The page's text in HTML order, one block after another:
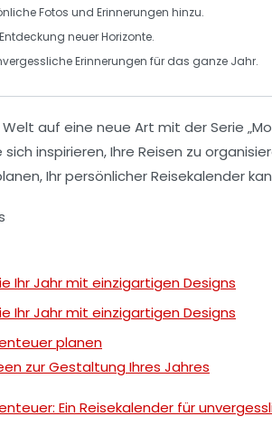
Fotos und Erinnerungen hinzu.
neuerHorizonte.
Erinnerungen für das ganze Jahr.
auf eine neue Art mit der Serie
sich inspirieren, Ihre Reisen zu
Ihr persönlicher Reisekalender
Ihr Jahr mit einzigartigen Designs
Ihr Jahr mit einzigartigen Designs
planen
zur Gestaltung Ihres Jahres
Ein Reisekalender für